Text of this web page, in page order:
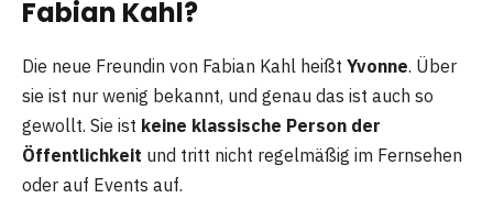
Fabian Kahl?
Die neue Freundin von Fabian Kahl heißt Yvonne. Über
sie ist nur wenig bekannt, und genau das ist auch so
gewollt. Sie ist keine klassische Person der
Öffentlichkeit und tritt nicht regelmäßig im Fernsehen
oder auf Events auf.